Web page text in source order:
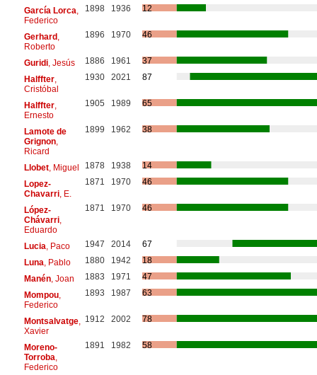
García Lorca
Federico
1898 1936 12
Gerhard,
Roberto
1896 1970 46
Guridi, Jesús 1886 1961
37
Halffter,
Cristóbal
1930 2021 87
Halffter,
Ernesto
1905 1989 65
Lamote de
Grignon,
Ricard
1899 1962 38
Llobet, Miguel 1878 1938
14
Lopez-
Chavarri, E.
1871 1970 46
López-
Chávarri,
Eduardo
1871 1970 46
Lucia , Paco 1947 2014
67
Luna , Pablo 1880 1942
18
Manén, Joan 1883 1971
47
Mompou,
Federico
1893 1987 63
Montsalvatge,
Xavier
1912 2002 78
Moreno-
Torroba
Federico
1891 1982 58